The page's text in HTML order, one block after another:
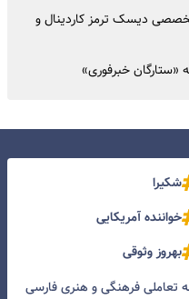
دیسک ترمز کاردینال و
«ستارگان خبرفوری»
شکیرا
خواننده آمریکایی
بهروز وثوقی
تعاملی فرهنگی و هنری فارسی